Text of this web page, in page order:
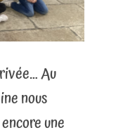
Au
nous
une